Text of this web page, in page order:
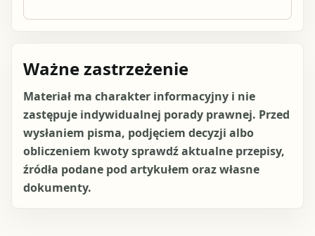
Ważne zastrzeżenie
Materiał ma charakter informacyjny i nie
zastępuje indywidualnej porady prawnej. Przed
wysłaniem pisma, podjęciem decyzji albo
obliczeniem kwoty sprawdź aktualne przepisy,
źródła podane pod artykułem oraz własne
dokumenty.